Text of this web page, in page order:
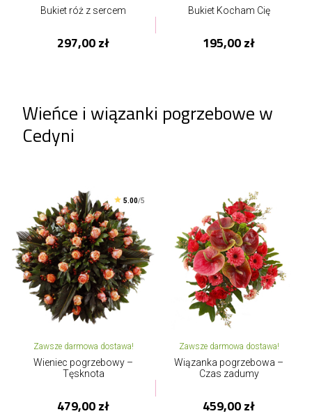
Bukiet róż z sercem
297,00 zł
Bukiet Kocham Cię
195,00 zł
Wieńce i wiązanki pogrzebowe w
Cedyni
5.00/5
Zawsze darmowa dostawa!
Wieniec pogrzebowy –
Tęsknota
479,00 zł
Zawsze darmowa dostawa!
Wiązanka pogrzebowa –
Czas zadumy
459,00 zł